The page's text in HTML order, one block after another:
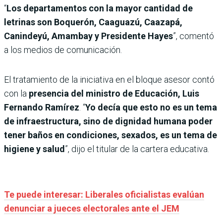
“Los departamentos con la mayor cantidad de
letrinas son Boquerón, Caaguazú, Caazapá,
Canindeyú, Amambay y Presidente Hayes”, comentó
a los medios de comunicación.
El tratamiento de la iniciativa en el bloque asesor contó
con la presencia del ministro de Educación, Luis
Fernando Ramírez . “Yo decía que esto no es un tema
de infraestructura, sino de dignidad humana poder
tener baños en condiciones, sexados, es un tema de
higiene y salud”, dijo el titular de la cartera educativa.
Te puede interesar: Liberales oficialistas evalúan
denunciar a jueces electorales ante el JEM